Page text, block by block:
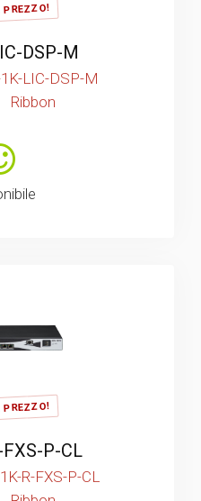
DSP-M
LIC-DSP-M
Ribbon
P-CL
R-FXS-P-CL